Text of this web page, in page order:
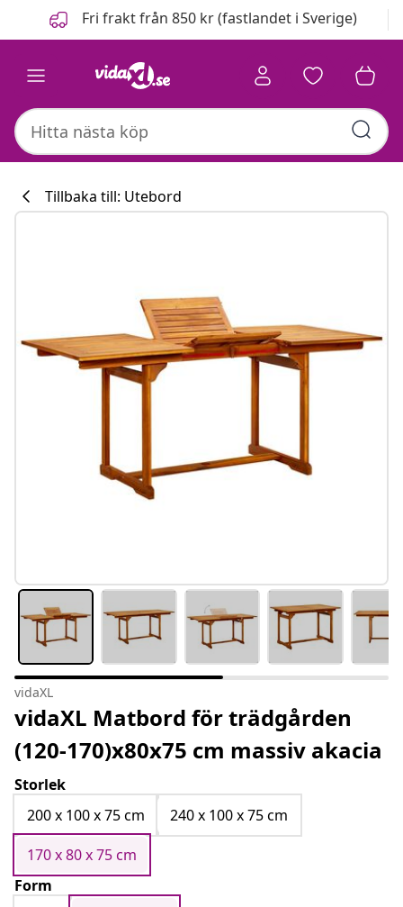
FöregåendeFri frakt från 850 kr (fastlandet i Sverige)
Tillbaka till: Utebord
vidaXL
vidaXL Matbord för trädgården
(120-170)x80x75 cm massiv akacia
Storlek
200 x 100 x 75 cm
240 x 100 x 75 cm
170 x 80 x 75 cm
Form